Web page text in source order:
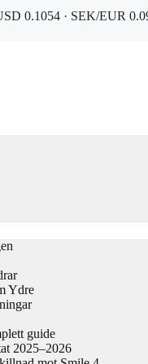
0.1054 · SEK/EUR
Ydre
guide
2025–2026